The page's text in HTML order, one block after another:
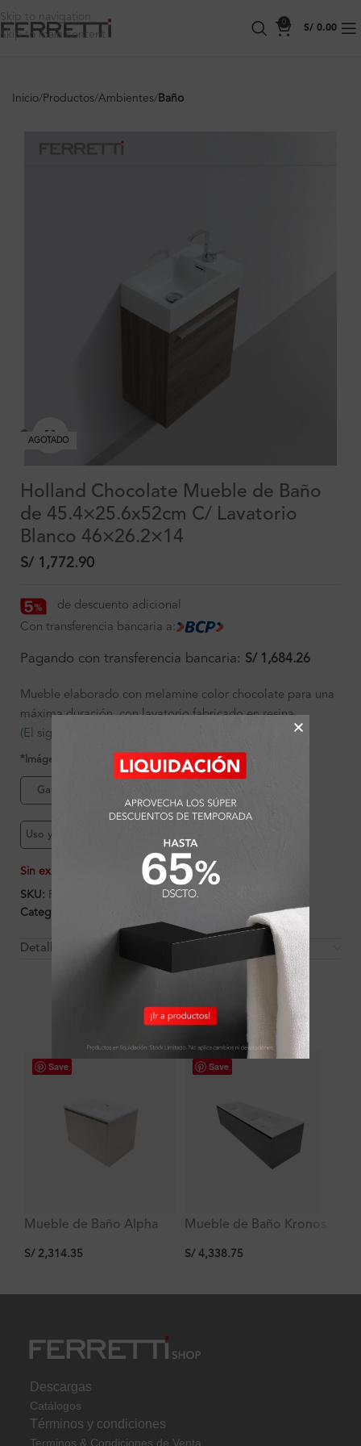
Skip to navigation
Skip to main content
0
S/ 0.00
Inicio Productos Ambientes Baño
AGOTADO
Holland Chocolate Mueble de Baño
de 45.4×25.6x52cm C/ Lavatorio
Blanco 46×26.2×14
S/ 1,772.90
de descuento adicional
Con transferencia bancaria a:
Pagando con transferencia bancaria: S/ 1,684.26
Mueble elaborado con melamine color chocolate para una
máxima duración, con lavatorio fabricado en resina.
(El siguiente producto no incluye grifer?a)
*Imágenes referenciales
Garantía Ferretti
Uso y mantenimiento
Sin existencias
SKU: FA11948-CHO
Categorías:
Detalles y Material
OTROS PRODUCTOS QUE PUEDEN
Save
Mueble de Baño Alpha
600x470x470Mm con
S/ 2,314.35
Save
Mueble de Baño Kronos
1600x470x410Mm con
S/4,338.75
Descargas
Catálogos
Términos y condiciones
Terminos & Condiciones de Venta